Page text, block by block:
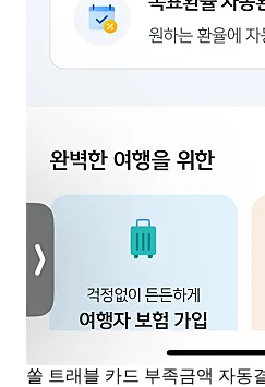
쏠 트래블 카드 부족금액 자동